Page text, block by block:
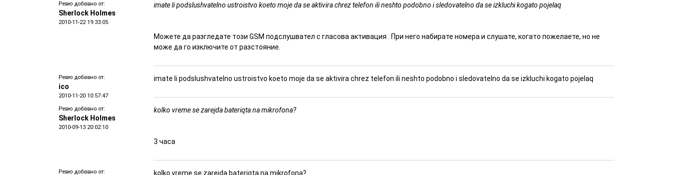
Ревю добавно от:
Sherlock Holmes
2010-11-22 19:33:05
imate li podslushvatelno ustroistvo koeto moje da se aktivira chrez telefon ili neshto podobno i sledovatelno da se izkluchi kogato pojelaq
Можете да разгледате този GSM подслушвател с гласова активация
. При него набирате номера и слушате, когато пожелаете, но не
може да го изключите от разстояние.
Ревю добавно от:
ico
2010-11-20 10:57:47
imate li podslushvatelno ustroistvo koeto moje da se aktivira chrez telefon ili neshto podobno i sledovatelno da se izkluchi kogato pojelaq
Ревю добавно от:
Sherlock Holmes
2010-09-13 20:02:10
kolko vreme se zarejda bateriqta na mikrofona?
3 часа
Ревю добавно от: kolko vreme se zarejda bateriqta na mikrofona?